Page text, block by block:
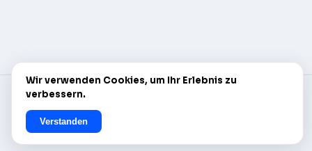
© AlleCam 2016–2026 — Ihr virtuelles Ticket für
Europa: Entdecken Sie es mit den Live-Webcams von
Wir verwenden Cookies, um Ihr Erlebnis zu
verbessern.
Verstanden